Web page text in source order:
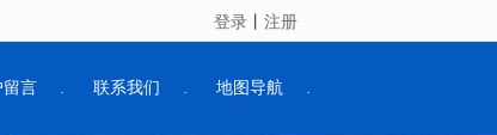
登录 丨 注册
留言 联系我们 地图导航